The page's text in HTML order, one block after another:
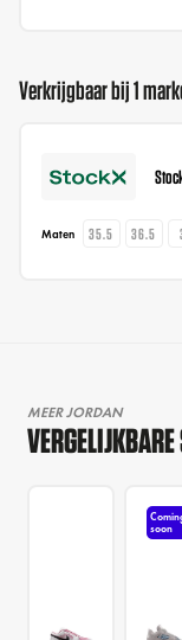
Verkrijgbaar bij 1
Maten 35.5 36.5
MEER JORDAN
soon